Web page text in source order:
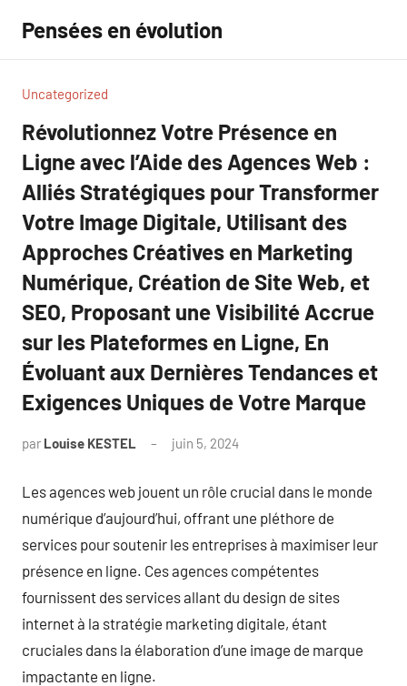
contenu
Pensées en évolution
Uncategorized
Révolutionnez Votre Présence en
Ligne avec l’Aide des Agences Web :
Alliés Stratégiques pour Transformer
Votre Image Digitale, Utilisant des
Approches Créatives en Marketing
Numérique, Création de Site Web, et
SEO, Proposant une Visibilité Accrue
sur les Plateformes en Ligne, En
Évoluant aux Dernières Tendances et
Exigences Uniques de Votre Marque
par Louise KESTEL juin 5, 2024
Les agences web jouent un rôle crucial dans le monde
numérique d’aujourd’hui, offrant une pléthore de
services pour soutenir les entreprises à maximiser leur
présence en ligne. Ces agences compétentes
fournissent des services allant du design de sites
internet à la stratégie marketing digitale, étant
cruciales dans la élaboration d’une image de marque
impactante en ligne.